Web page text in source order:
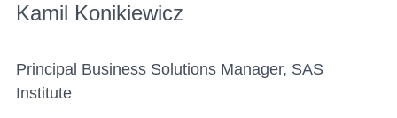
Kamil Konikiewicz
Principal Business Solutions Manager, SAS
Institute